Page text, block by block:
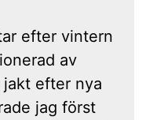
efter vintern
av
efter nya
jag först